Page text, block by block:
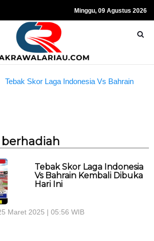
Minggu, 09 Agustus 2026
Tebak Skor Laga Indonesia Vs Bahrain
Tebak Skor Laga Indonesia
Vs Bahrain Kembali Dibuka
Hari Ini
Maret 2025 | 05:56 WIB